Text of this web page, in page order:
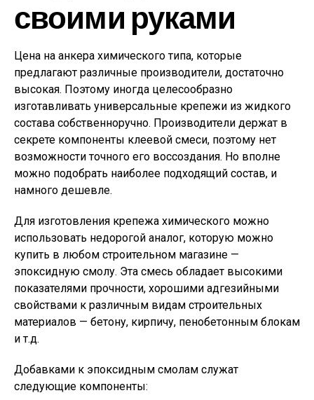
своими руками
Цена на анкера химического типа, которые
предлагают различные производители, достаточно
высокая. Поэтому иногда целесообразно
изготавливать универсальные крепежи из жидкого
состава собственноручно. Производители держат в
секрете компоненты клеевой смеси, поэтому нет
возможности точного его воссоздания. Но вполне
можно подобрать наиболее подходящий состав, и
намного дешевле.
Для изготовления крепежа химического можно
использовать недорогой аналог, которую можно
купить в любом строительном магазине —
эпоксидную смолу. Эта смесь обладает высокими
показателями прочности, хорошими адгезийными
свойствами к различным видам строительных
материалов — бетону, кирпичу, пенобетонным блокам
и т.д.
Добавками к эпоксидным смолам служат
следующие компоненты: